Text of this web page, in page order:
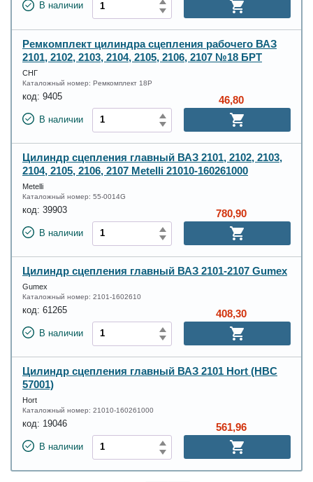
В наличии
Ремкомплект цилиндра сцепления рабочего ВАЗ
2101, 2102, 2103, 2104, 2105, 2106, 2107 №18 БРТ
СНГ
Каталожный номер: Ремкомплект 18Р
код: 9405
В наличии
46,80
Цилиндр сцепления главный ВАЗ 2101, 2102, 2103,
2104, 2105, 2106, 2107 Metelli 21010-160261000
Metelli
Каталожный номер: 55-0014G
код: 39903
В наличии
780,90
Цилиндр сцепления главный ВАЗ 2101-2107 Gumex
Gumex
Каталожный номер: 2101-1602610
код: 61265
В наличии
408,30
Цилиндр сцепления главный ВАЗ 2101 Hort (HBC
57001)
Hort
Каталожный номер: 21010-160261000
код: 19046
В наличии
561,96